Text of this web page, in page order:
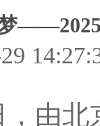
29
北